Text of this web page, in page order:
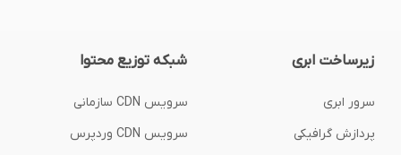
زیرساخت ابری
سرور ابری
پردازش گرافیکی
شبکه توزیع محتوا
سرویس CDN سازمانی
سرویس CDN وردپرس